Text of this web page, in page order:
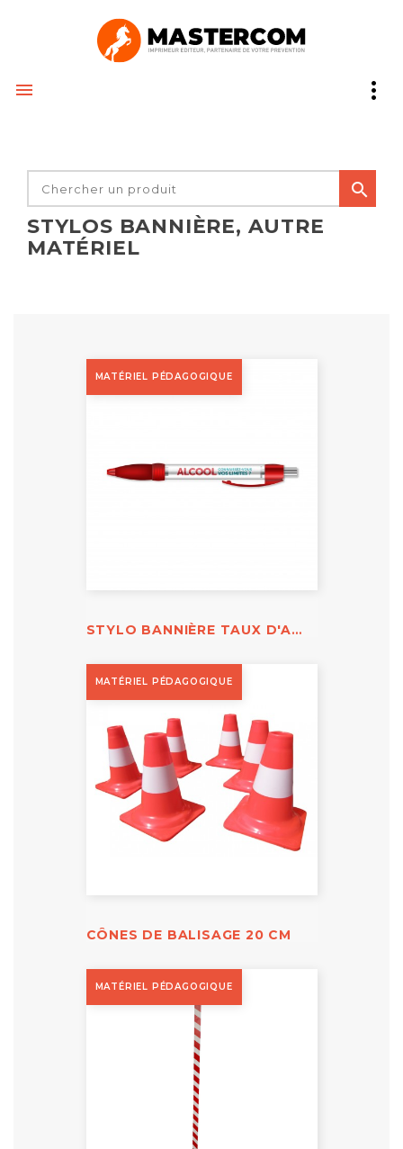


STYLOS BANNIÈRE, AUTRE
MATÉRIEL
MATÉRIEL PÉDAGOGIQUE
STYLO BANNIÈRE TAUX D'ALCOOL
MATÉRIEL PÉDAGOGIQUE
CÔNES DE BALISAGE 20 CM
MATÉRIEL PÉDAGOGIQUE